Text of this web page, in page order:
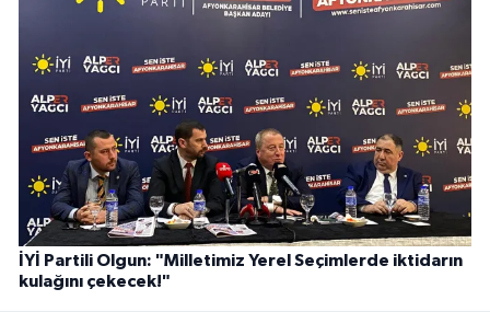
İYİ Partili Olgun: "Milletimiz Yerel Seçimlerde iktidarın
kulağını çekecek!"